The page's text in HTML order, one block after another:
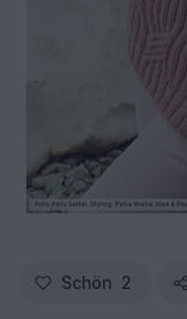
Schön 2